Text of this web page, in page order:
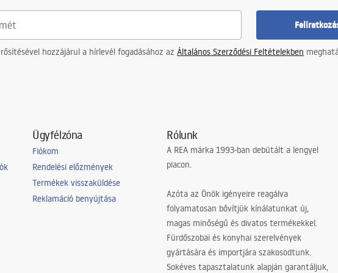
és klasszikus fürdőszobákba.
történő beépítéshez. Így a tér hatékonyabban kihasználható, és több hely marad a fürdőszoba egyéb
és tágasabbnak hat.
a padló elárasztásának kockázatát. Az alacsony változat jól illeszkedik modern enteriőrökbe, míg a
hozzájárul a hírlevél fogadásához az Általános Szerződési Feltételekben
Ügyfélzóna
Fiókom
Rendelési előzmények
Termékek visszaküldése
Reklamáció benyújtása
Rólunk
A REA márka 1993-ban debütált a lengyel
piacon.
Azóta az Önök igényeire reagálva
folyamatosan bővítjük kínálatunkat új,
magas minőségű és divatos termékekkel.
Fürdőszobai és konyhai szerelvények
gyártására és importjára szakosodtunk.
Sokéves tapasztalatunk alapján garantáljuk,